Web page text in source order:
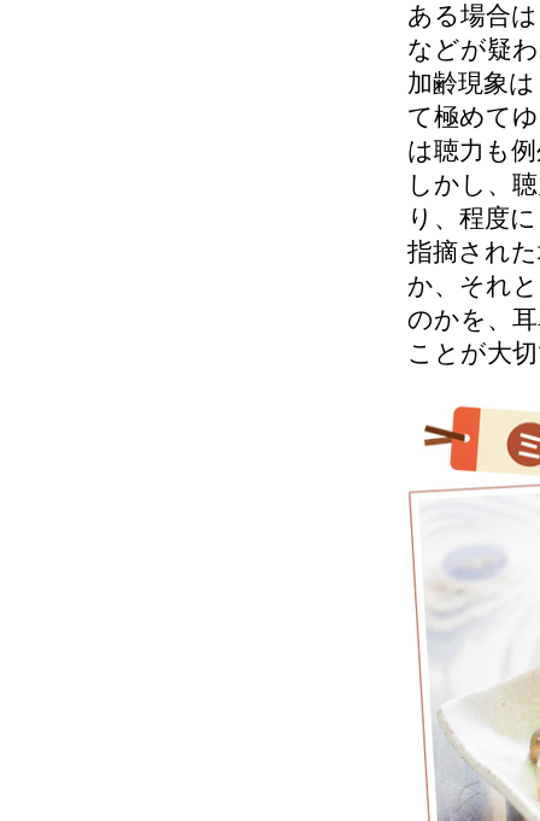
ある場合
などが疑
加齢現象
て極めて
は聴力も
しかし、
り、程度
指摘され
か、それ
のかを、
ことが大